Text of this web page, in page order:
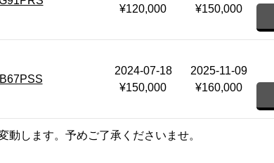
¥120,000
¥150,000
2024-07-18
¥150,000
2025-11-09
¥160,000
します。予めご了承くださいませ。